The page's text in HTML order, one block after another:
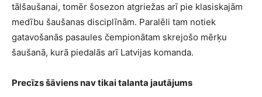
tālšaušanai, tomēr šosezon atgriežas arī pie klasiskajām
medību šaušanas disciplīnām. Paralēli tam notiek
gatavošanās pasaules čempionātam skrejošo mērķu
šaušanā, kurā piedalās arī Latvijas komanda.
Precīzs šāviens nav tikai talanta jautājums